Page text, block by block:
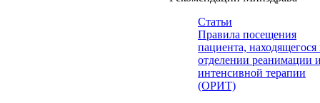
Статьи
Правила посещения
пациента, находящегося
отделении реанимации и
интенсивной терапии
(ОРИТ)